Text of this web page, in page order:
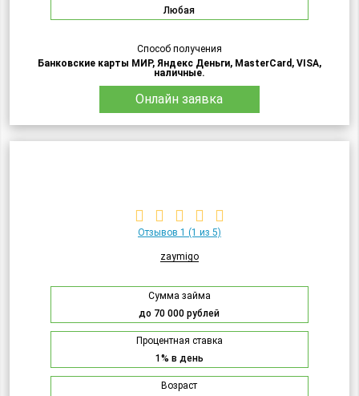
Любая
Способ получения
Банковские карты МИР, Яндекс Деньги, MasterCard, VISA,
наличные.
Онлайн заявка
Отзывов 1 (1 из 5)
zaymigo
Сумма займа
до 70 000 рублей
Процентная ставка
1% в день
Возраст